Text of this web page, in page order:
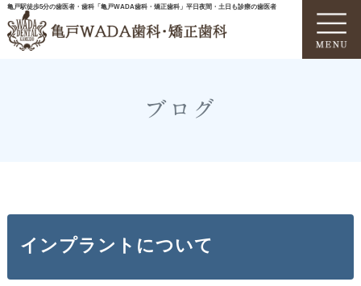
亀戸駅徒歩5分の歯医者・歯科「亀戸WADA歯科・矯正歯科」平日夜間・土日も診療の歯医者
ブログ
インプラントについて